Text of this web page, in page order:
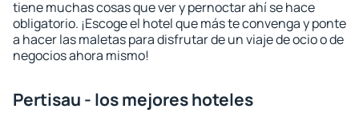
tiene muchas cosas que ver y pernoctar ahí se hace
obligatorio. ¡Escoge el hotel que más te convenga y ponte
a hacer las maletas para disfrutar de un viaje de ocio o de
negocios ahora mismo!
Pertisau - los mejores hoteles